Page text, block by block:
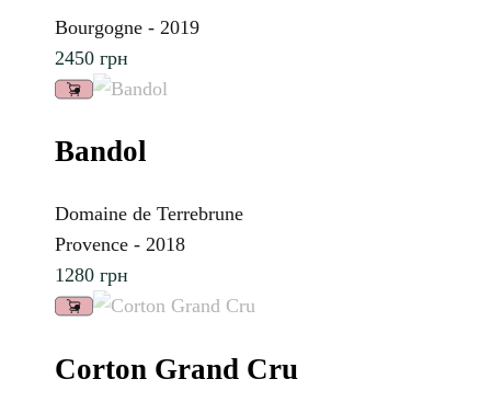
Bourgogne - 2019
2450 грн
Bandol
Domaine de Terrebrune
Provence - 2018
1280 грн
Corton Grand Cru